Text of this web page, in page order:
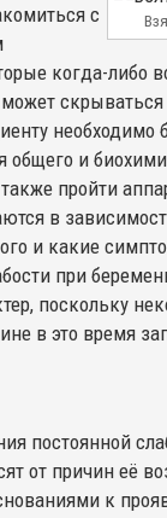
с
когда-либо
необходимо
общего и
пройти
в
и какие
при
поскольку
в это время
постоянной
от причин её
к